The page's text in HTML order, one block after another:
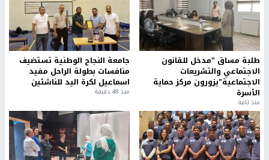
طلبة مساق "مدخل للقانون
الاجتماعي والتشريعات
الاجتماعية"يزورون مركز حماية
الأسرة
منذ ثانية
جامعة النجاح الوطنية تستضيف
منافسات بطولة الراحل مفيد
اسماعيل لكرة اليد للناشئين
منذ 48 دقيقة